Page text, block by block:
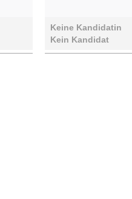
Keine Kandidatin
Kein Kandidat